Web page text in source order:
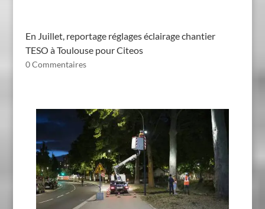
En Juillet, reportage réglages éclairage chantier
TESO à Toulouse pour Citeos
0 Commentaires